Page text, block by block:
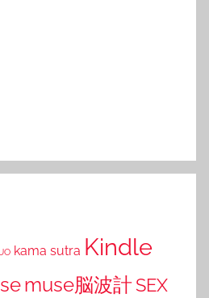
kama sutra Kindle
muse脳波計SEX